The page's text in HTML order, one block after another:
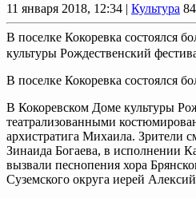
11 января 2018, 12:34 | Культура 84
В поселке Кокоревка состоялся
культуры Рождественский
В поселке Кокоревка состоялся
В Кокоревском Доме культуры
театрализованными
архистратига Михаила. Зрители
Зинаида Богаева, в исполнении
вызвали песнопения хора
Суземского округа иерей